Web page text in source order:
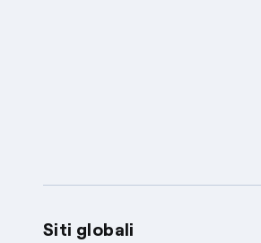
Siti globali